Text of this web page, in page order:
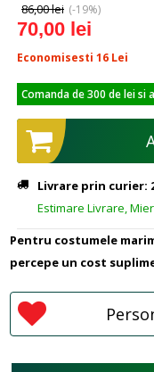
86,00 lei (-19%)
70,00 lei
Economisesti 16 Lei
Comanda de 300 de lei
Livrare prin curier:
Estimare Livrare,
Pentru costumele
percepe un cost